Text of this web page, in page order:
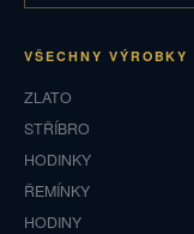
VŠECHNY VÝROBKY
ZLATO
STŘÍBRO
HODINKY
ŘEMÍNKY
HODINY